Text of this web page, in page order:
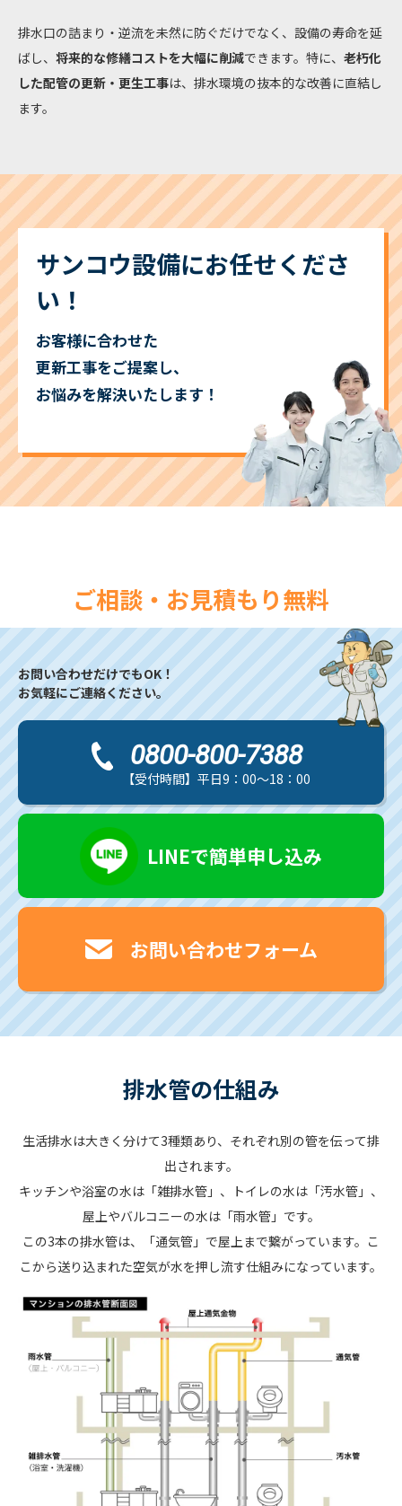
排水口の詰まり・逆流を未然に防ぐだけでなく、設備の寿命を延
ばし、 将来的な修繕コストを大幅に削減できます。特に、 老朽化
した配管の更新・更生工事は、排水環境の抜本的な改善に直結し
ます。
サンコウ設備にお任せくださ
い！
お客様に合わせた
更新工事をご提案し、
お悩みを解決いたします！
ご相談・お見積もり無料
お問い合わせだけでもOK！
お気軽にご連絡ください。
0800-800-7388
【受付時間】平日9：00～18：00
LINEで簡単申し込み
お問い合わせフォーム
排水管の仕組み
生活排水は大きく分けて3種類あり、それぞれ別の管を伝って排
出されます。
キッチンや浴室の水は「雑排水管」、トイレの水は「汚水管」、
屋上やバルコニーの水は「雨水管」です。
この3本の排水管は、「通気管」で屋上まで繋がっています。こ
こから送り込まれた空気が水を押し流す仕組みになっています。